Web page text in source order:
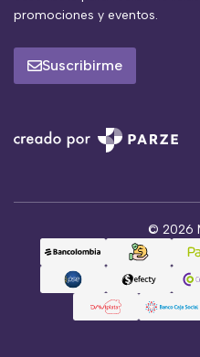
promociones y eventos.
Suscribirme
© 2026